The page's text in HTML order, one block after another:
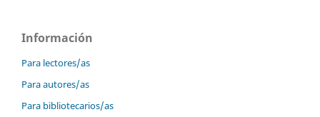
Información
Para lectores/as
Para autores/as
Para bibliotecarios/as